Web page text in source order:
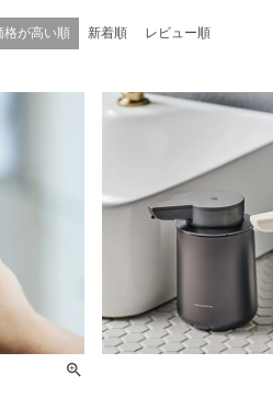
格が高い順 新着順 レビュー順